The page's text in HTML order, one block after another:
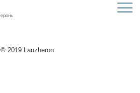
© 2019 Lanzheron